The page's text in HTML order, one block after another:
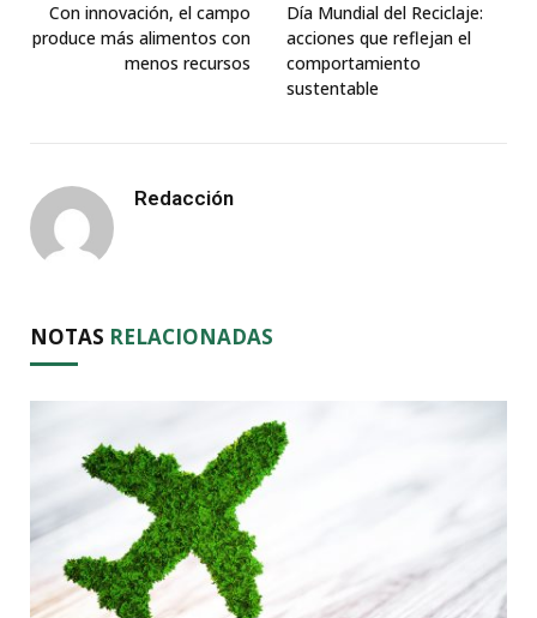
Con innovación, el campo
produce más alimentos con
menos recursos
Día Mundial del Reciclaje:
acciones que reflejan el
comportamiento
sustentable
Redacción
NOTAS RELACIONADAS